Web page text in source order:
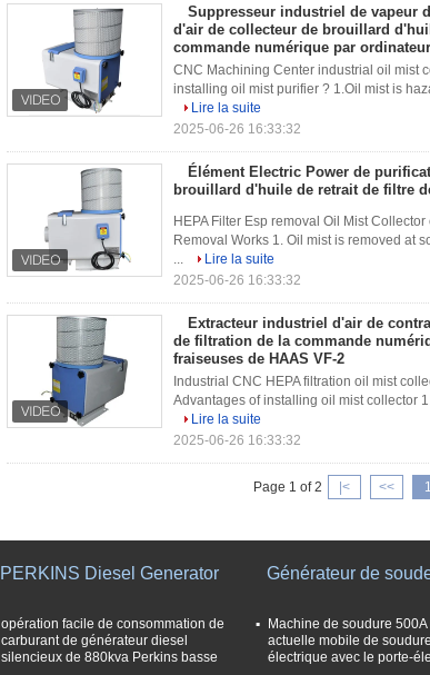
Suppresseur industriel de vapeur
d'air de collecteur de brouillard
commande numérique par ordinateur
CNC Machining Center industrial oil mist
installing oil mist purifier ? 1.Oil mist is
Lire la suite
2025-06-26 16:33:32
Élément Electric Power de
brouillard d'huile de retrait de filtre
HEPA Filter Esp removal Oil Mist
Removal Works 1. Oil mist is removed at
...
Lire la suite
2025-06-26 16:33:32
Extracteur industriel d'air de
de filtration de la commande
fraiseuses de HAAS VF-2
Industrial CNC HEPA filtration oil mist
Advantages of installing oil mist collector
Lire la suite
2025-06-26 16:33:32
Page 1 of 2 |< << 1
PERKINS Diesel Generator
opération facile de consommation de
carburant de générateur diesel
silencieux de 880kva Perkins basse
Générateur de
Machine de soudure 500A
actuelle mobile de
électrique avec le porte-